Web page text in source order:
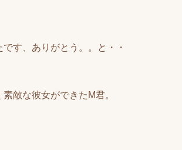
す、ありがとう。。と・・
敵な彼女ができたM君。